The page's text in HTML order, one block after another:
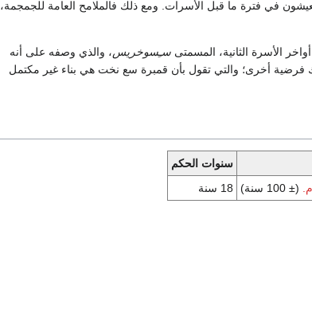
في فترة ما قبل الأسرات. ومع ذلك فالملامح العامة للجمجمة،
الأسرة الثانية، المسمتى سـِسوخريس، والذي وصفه على أنه
أخرى؛ والتي تقول بأن قمبرة سع نخت هي بناء غير مكتمل
سنوات الحكم
(± 100 سنة) 18 سنة